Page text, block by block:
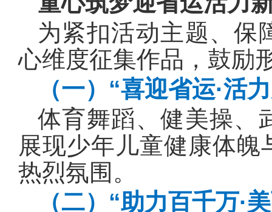
为紧扣活动主题、保
心维度征集作品，鼓励
（一）“喜迎省运·活
体育舞蹈、健美操、
展现少年儿童健康体
热烈氛围。
（二）“助力百千万·